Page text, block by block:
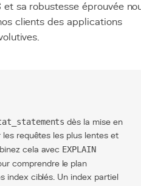
sa robustesse éprouvée
clients des applications
dès la mise en
requêtes les plus lentes et
cela avec EXPLAIN
comprendre le plan
index ciblés. Un index partiel